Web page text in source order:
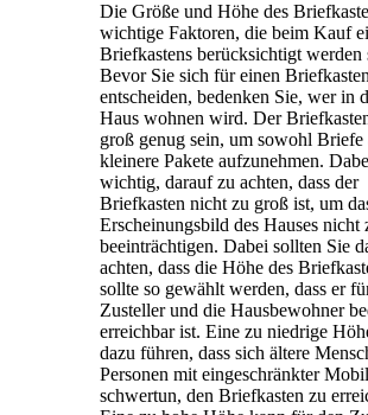
Die Größe und Höhe des
wichtige Faktoren, die beim Kauf
Briefkastens berücksichtigt werden
Bevor Sie sich für einen
entscheiden, bedenken Sie, wer in
Haus wohnen wird. Der
groß genug sein, um sowohl Briefe
kleinere Pakete aufzunehmen.
wichtig, darauf zu achten, dass der
Briefkasten nicht zu groß ist, um
Erscheinungsbild des Hauses nicht
beeinträchtigen. Dabei sollten Sie
achten, dass die Höhe des
sollte so gewählt werden, dass er
Zusteller und die Hausbewohner
erreichbar ist. Eine zu niedrige
dazu führen, dass sich ältere
Personen mit eingeschränkter
schwertun, den Briefkasten zu